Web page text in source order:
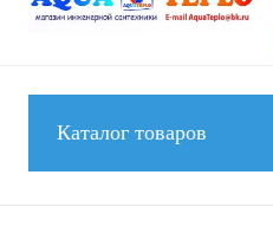
Каталог товаров